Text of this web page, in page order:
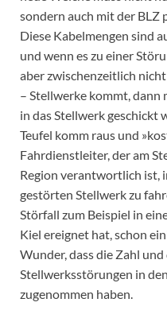
sondern auch mit der BLZ
Diese Kabelmengen sind
und wenn es zu einer
aber zwischenzeitlich
– Stellwerke kommt, dann
in das Stellwerk geschickt
Teufel komm raus und
Fahrdienstleiter, der am
Region verantwortlich ist,
gestörten Stellwerk zu
Störfall zum Beispiel in
Kiel ereignet hat, schon
Wunder, dass die Zahl
Stellwerksstörungen in
zugenommen haben.